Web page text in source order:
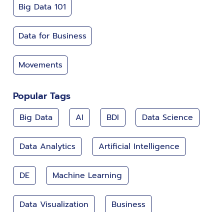
Big Data 101
Data for Business
Movements
Popular Tags
Big Data AI BDI Data Science
Data Analytics Artificial Intelligence
DE Machine Learning
Data Visualization Business